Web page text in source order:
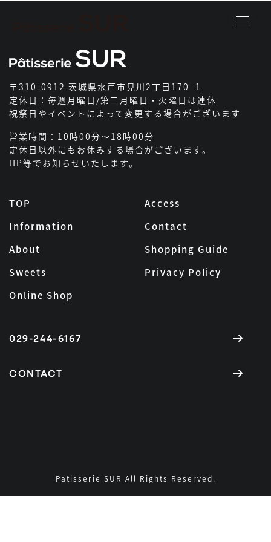
パティ
〒310-0912 茨城県水戸市見川2丁目170−1
定休日：毎週月曜日/第二月曜日・火曜日は連休
祝祭日やイベントによって変更する場合がございます
営業時間：10時00分～18時00分
定休日以外にもお休みする場合がございます。
HP等でお知らせいたします。
TOP
Information
About
Sweets
Online Shop
Access
Contact
Shopping Guide
Privacy Policy
029-244-6167
CONTACT
Patisserie SUR All Rights Reserved.